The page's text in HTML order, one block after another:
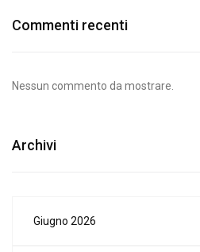
Commenti recenti
Nessun commento da mostrare.
Archivi
Giugno 2026